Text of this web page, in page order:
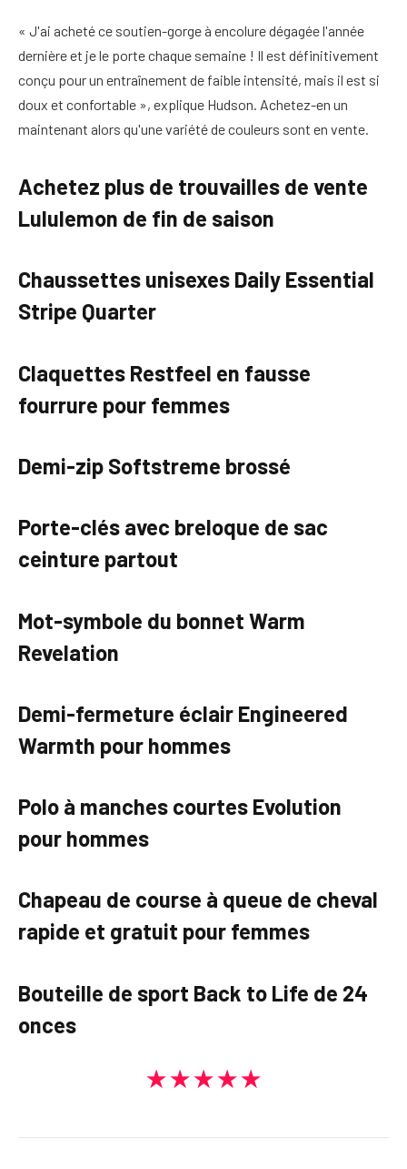
« J'ai acheté ce soutien-gorge à encolure dégagée l'année
dernière et je le porte chaque semaine ! Il est définitivement
conçu pour un entraînement de faible intensité, mais il est si
doux et confortable », explique Hudson. Achetez-en un
maintenant alors qu'une variété de couleurs sont en vente.
Achetez plus de trouvailles de vente
Lululemon de fin de saison
Chaussettes unisexes Daily Essential
Stripe Quarter
Claquettes Restfeel en fausse
fourrure pour femmes
Demi-zip Softstreme brossé
Porte-clés avec breloque de sac
ceinture partout
Mot-symbole du bonnet Warm
Revelation
Demi-fermeture éclair Engineered
Warmth pour hommes
Polo à manches courtes Evolution
pour hommes
Chapeau de course à queue de cheval
rapide et gratuit pour femmes
Bouteille de sport Back to Life de 24
onces
★★★★★